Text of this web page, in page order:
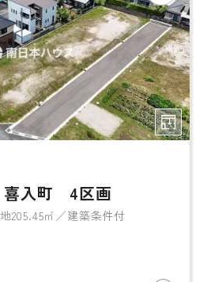
喜入町 4区画
205.45㎡／建築条件付